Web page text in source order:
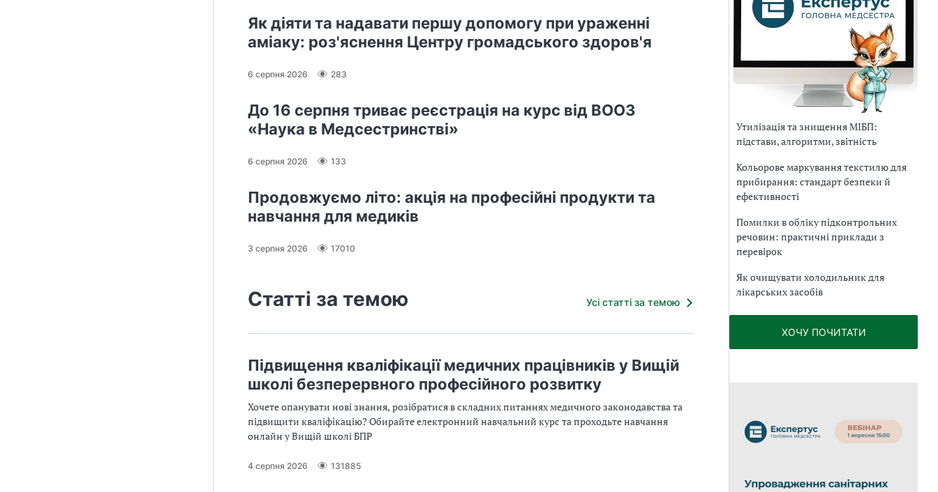
Як діяти та надавати першу допомогу при ураженні
аміаку: роз'яснення Центру громадського здоров'я
6 серпня 2026 283
До 16 серпня триває реєстрація на курс від ВООЗ
«Наука в Медсестринстві»
6 серпня 2026 133
Продовжуємо літо: акція на професійні продукти та
навчання для медиків
3 серпня 2026 17010
Статті за темою Усі статті за темою
Підвищення кваліфікації медичних працівників у Вищій
школі безперервного професійного розвитку
Хочете опанувати нові знання, розібратися в складних питаннях медичного законодавства та
підвищити кваліфікацію? Обирайте електронний навчальний курс та проходьте навчання
онлайн у Вищій школі БПР
4 серпня 2026 131885
Утилізація та знищення МІБП:
підстави, алгоритми, звітність
Кольорове маркування текстилю для
прибирання: стандарт безпеки й
ефективності
Помилки в обліку підконтрольних
речовин: практичні приклади з
перевірок
Як очищувати холодильник для
лікарських засобів
ХОЧУ ПОЧИТАТИ